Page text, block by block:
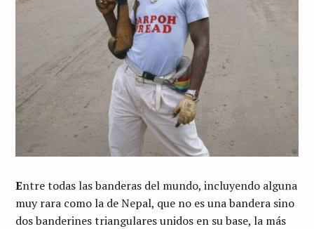
Entre todas las banderas del mundo, incluyendo alguna
muy rara como la de Nepal, que no es una bandera sino
dos banderines triangulares unidos en su base, la más